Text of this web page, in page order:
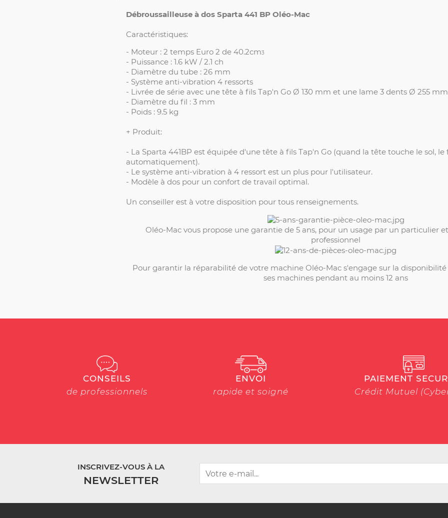
Débroussailleuse à dos Sparta 441 BP Oléo-Mac
Caractéristiques:
- Moteur : 2 temps Euro 2 de 40.2cm3
- Puissance : 1.6 kW / 2.1 ch
- Diamètre du tube : 26 mm
- Système anti-vibration 4 ressorts
- Livrée de série avec une tête à fils Tap'n Go Ø 130 mm et une lame 3 dents Ø 255 mm
- Diamètre du fil : 3 mm
- Poids : 9.5 kg
+ Produit:
- La Sparta 441BP est équipée d'une tête à fils Tap'n Go (quand la tête touche le sol, le
automatiquement).
- Le système anti-vibration à 4 ressort est un plus pour l'utilisateur.
- Modèle à dos pour un confort de travail optimal.
Un conseiller est à votre disposition pour tous renseignements.
Oléo-Mac vous propose une garantie de 5 ans, pour un usage par un particulier
professionnel
Pour garantir la réparabilité de votre machine Oléo-Mac s'engage sur la
ses machines pendant au moins 12 ans
CONSEILS
de professionnels
ENVOI
rapide et soigné
PAIEMENT
Crédit Mutuel
INSCRIVEZ-VOUS À LA
NEWSLETTER